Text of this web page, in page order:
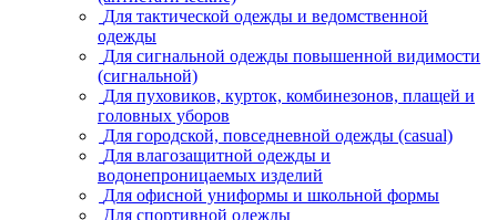
Для тактической одежды и ведомственной
одежды
Для сигнальной одежды повышенной видимости
(сигнальной)
Для пуховиков, курток, комбинезонов, плащей и
головных уборов
Для городской, повседневной одежды (casual)
Для влагозащитной одежды и
водонепроницаемых изделий
Для офисной униформы и школьной формы
Для спортивной одежды